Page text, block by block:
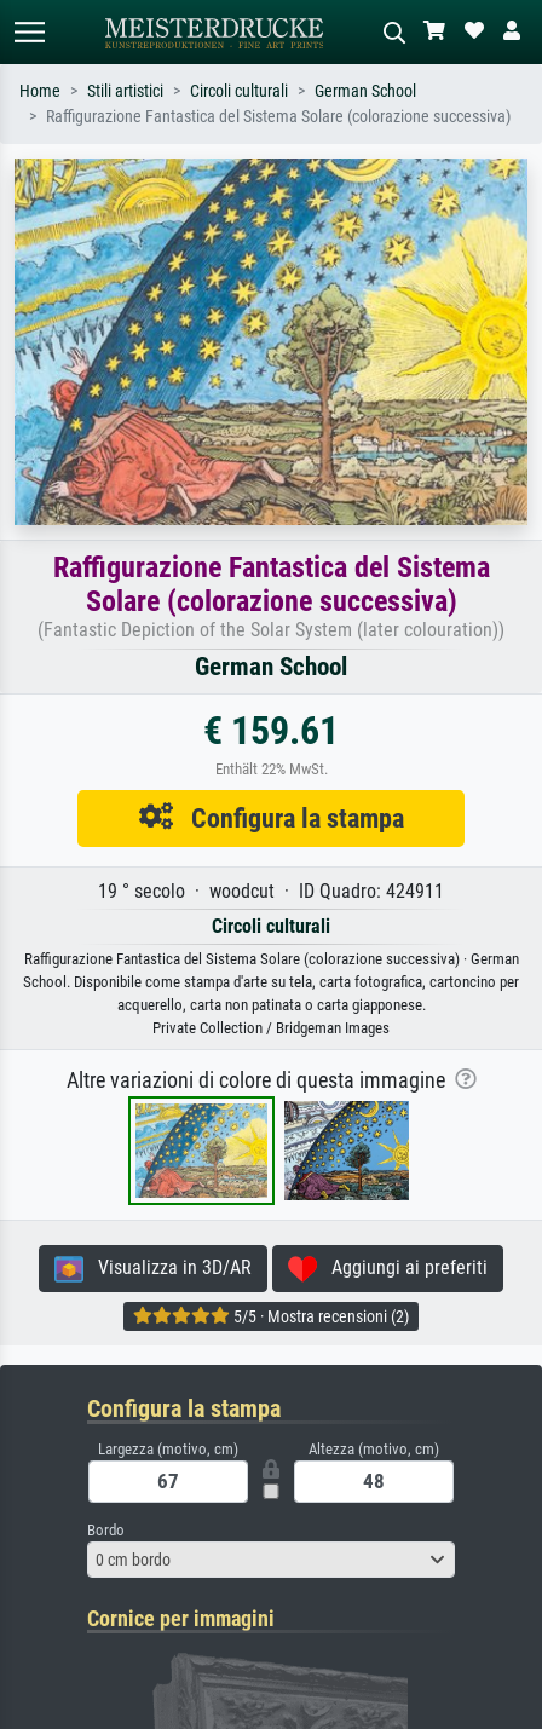
Cerca per artista, titolo o stile – es.
Monet, Notte stellata,
Impressionismo, onda di Hokusai,
nudo.
Descrivi la scena – es. prato verde,
astratto con molto rosso, dipinto a
olio scuro, nudo in piedi vicino a un
albero.
Home Stili artistici Circoli culturali
German School
Raffigurazione Fantastica del Sistema Solare (colorazione successiva)
Raffigurazione Fantastica del Sistema
Solare (colorazione successiva)
(Fantastic Depiction of the Solar System (later colouration))
German School
€ 159.61
Enthält 22% MwSt.
Configura la stampa
19 ° secolo · woodcut · ID Quadro: 424911
Circoli culturali
Raffigurazione Fantastica del Sistema Solare (colorazione successiva) · German
School. Disponibile come stampa d'arte su tela, carta fotografica, cartoncino per
acquerello, carta non patinata o carta giapponese.
Private Collection / Bridgeman Images
Altre variazioni di colore di questa immagine
Visualizza in 3D/AR Aggiungi ai preferiti
5/5 · Mostra recensioni (2)
Configura la stampa
Largezza (motivo, cm) Altezza (motivo, cm)
Bordo
0 cm bordo
Cornice per immagini